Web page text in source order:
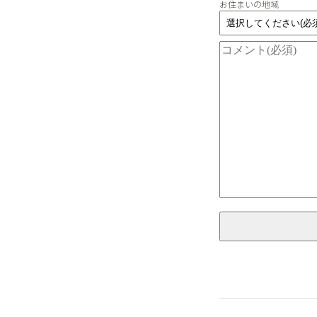
お住まいの地域